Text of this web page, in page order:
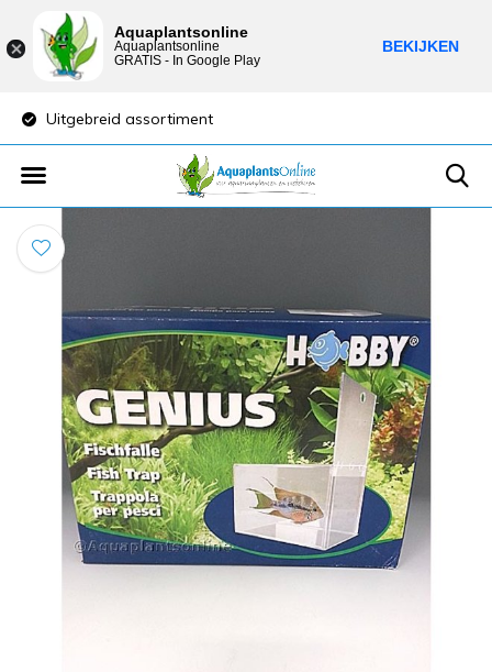
Uitgebreid assortiment
Aquaplantsonline
Aquaplantsonline
GRATIS - In Google Play
BEKIJKEN